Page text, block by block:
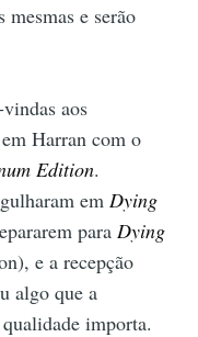
mesmas e serão
aos
Harran com o
Edition.
em Dying
para Dying
e a recepção
algo que a
importa.